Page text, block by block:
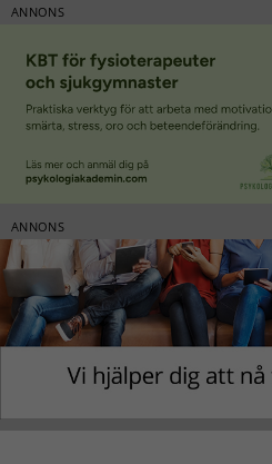
ANNONS
ANNONS